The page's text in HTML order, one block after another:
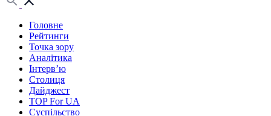
Головне
Рейтинги
Точка зору
Аналітика
Інтерв’ю
Столиця
Дайджест
TOP For UA
Суспiльство